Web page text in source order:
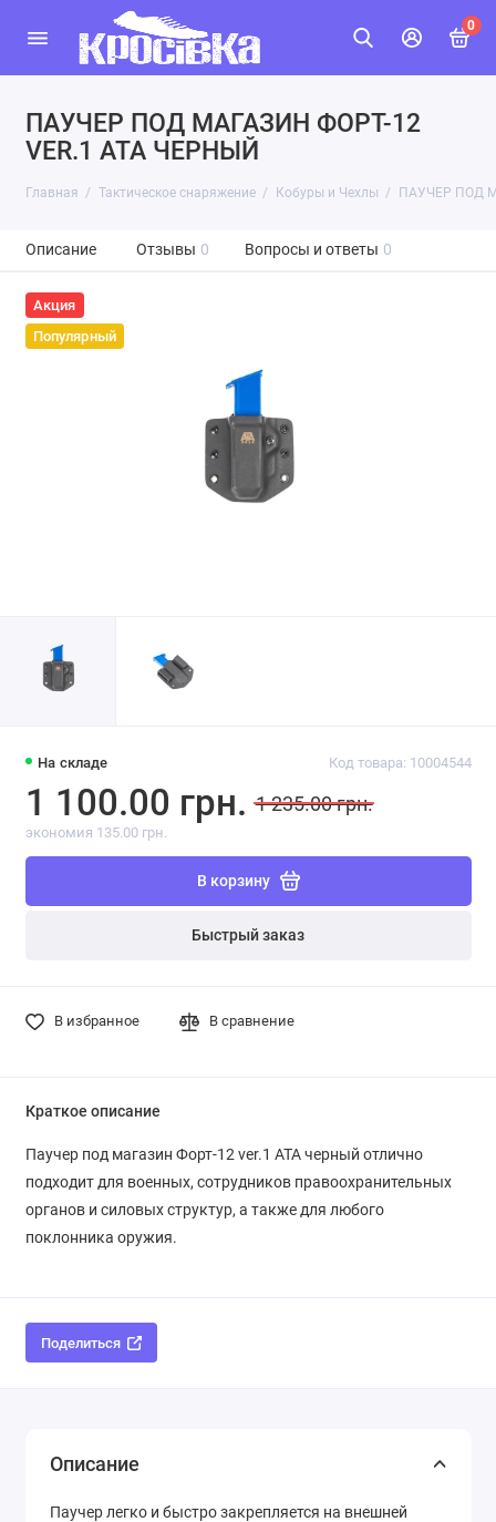
0
ПАУЧЕР ПОД МАГАЗИН ФОРТ-12
VER.1 ATA ЧЕРНЫЙ
Главная Тактическое снаряжение Кобуры и Чехлы ПАУЧЕР ПОД
Описание Отзывы 0 Вопросы и ответы 0
Акция
Популярный
На складе Код товара: 10004544
1 100.00 грн. 1 235.00 грн.
экономия 135.00 грн.
В корзину
Быстрый заказ
В избранное В сравнение
Краткое описание
Паучер под магазин Форт-12 ver.1 ATA черный отлично
подходит для военных, сотрудников правоохранительных
органов и силовых структур, а также для любого
поклонника оружия.
Поделиться
Описание
Паучер легко и быстро закрепляется на внешней